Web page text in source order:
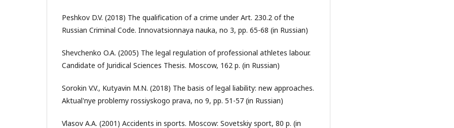
Peshkov D.V. (2018) The qualification of a crime under Art. 230.2 of the
Russian Criminal Code. Innovatsionnaya nauka, no 3, pp. 65-68 (in Russian)
Shevchenko O.A. (2005) The legal regulation of professional athletes labour.
Candidate of Juridical Sciences Thesis. Moscow, 162 p. (in Russian)
Sorokin V.V., Kutyavin M.N. (2018) The basis of legal liability: new approaches.
Aktual'nye problemy rossiyskogo prava, no 9, pp. 51-57 (in Russian)
Vlasov A.A. (2001) Accidents in sports. Moscow: Sovetskiy sport, 80 p. (in